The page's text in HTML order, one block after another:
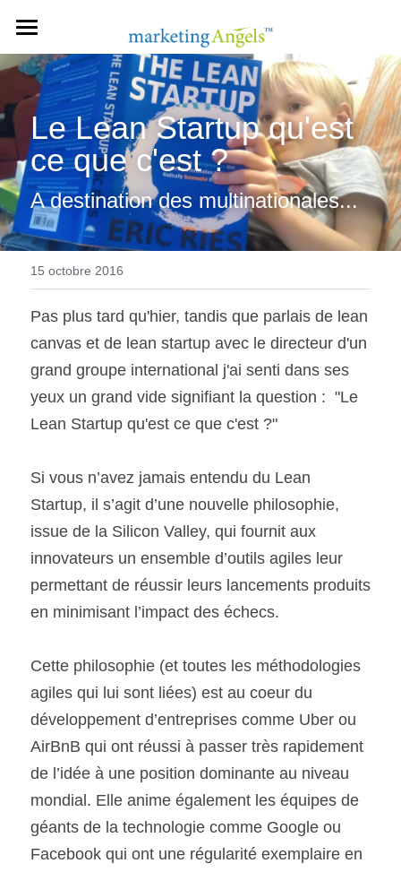
A PROPOS
NOTRE EXPERTISE
NOS TARIFS
NOS PACKS
CONTACT
FAQ
PRENDRE RENDEZ-VOUS
Le Lean Startup qu'est
ce que c'est ?
A destination des multinationales...
15 octobre 2016
Pas plus tard qu'hier, tandis que parlais de lean
canvas et de lean startup avec le directeur d'un
grand groupe international j'ai senti dans ses
yeux un grand vide signifiant la question :  "Le
Lean Startup qu'est ce que c'est ?"
Si vous n’avez jamais entendu du Lean
Startup, il s’agit d’une nouvelle philosophie,
issue de la Silicon Valley, qui fournit aux
innovateurs un ensemble d’outils agiles leur
permettant de réussir leurs lancements produits
en minimisant l’impact des échecs.
Cette philosophie (et toutes les méthodologies
agiles qui lui sont liées) est au coeur du
développement d’entreprises comme Uber ou
AirBnB qui ont réussi à passer très rapidement
de l’idée à une position dominante au niveau
mondial. Elle anime également les équipes de
géants de la technologie comme Google ou
Facebook qui ont une régularité exemplaire en